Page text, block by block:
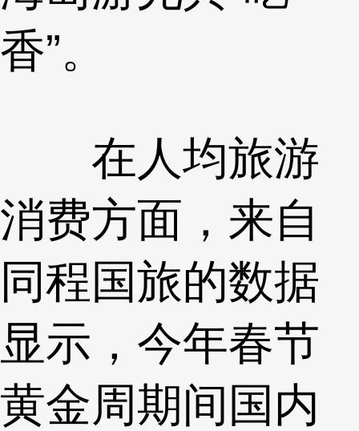
香”。
在人均旅游
消费方面，来自
同程国旅的数据
显示，今年春节
黄金周期间国内